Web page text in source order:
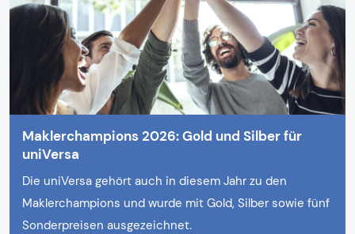
Maklerchampions 2026: Gold und Silber für
uniVersa
Die uniVersa gehört auch in diesem Jahr zu den
Maklerchampions und wurde mit Gold, Silber sowie fünf
Sonderpreisen ausgezeichnet.